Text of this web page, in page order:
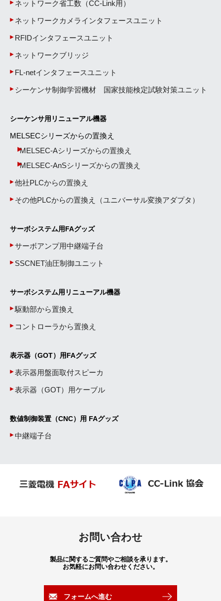
ネットワーク省工数（CC-Link用）
ネットワークカメラインタフェースユニット
RFIDインタフェースユニット
ネットワークブリッジ
FL-netインタフェースユニット
シーケンサ制御学習機材 国家技能検定試験対策ユニット
シーケンサ用リニューアル機器
MELSECシリーズからの置換え
MELSEC-Aシリーズからの置換え
MELSEC-AnSシリーズからの置換え
他社PLCからの置換え
その他PLCからの置換え（ユニバーサル変換アダプタ）
サーボシステム用FAグッズ
サーボアンプ用中継端子台
SSCNET油圧制御ユニット
サーボシステム用リニューアル機器
駆動部から置換え
コントローラから置換え
表示器（GOT）用FAグッズ
表示器用盤面取付スピーカ
表示器（GOT）用ケーブル
数値制御装置（CNC）用 FAグッズ
中継端子台
お問い合わせ
製品に関するご質問やご相談を承ります。
お気軽にお問い合わせください。
フォームへ進む